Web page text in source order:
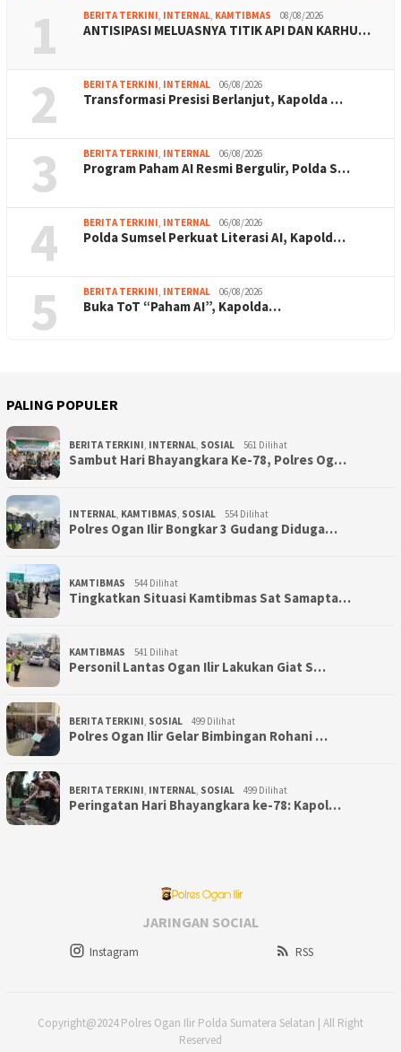
1 BERITA TERKINI, INTERNAL, KAMTIBMAS 08/08/2026
ANTISIPASI MELUASNYA TITIK API DAN KARHU…
2 BERITA TERKINI, INTERNAL 06/08/2026
Transformasi Presisi Berlanjut, Kapolda …
3 BERITA TERKINI, INTERNAL 06/08/2026
Program Paham AI Resmi Bergulir, Polda S…
4 BERITA TERKINI, INTERNAL 06/08/2026
Polda Sumsel Perkuat Literasi AI, Kapold…
5 BERITA TERKINI, INTERNAL 06/08/2026
Buka ToT “Paham AI”, Kapolda…
PALING POPULER
BERITA TERKINI, INTERNAL, SOSIAL 561 Dilihat
Sambut Hari Bhayangkara Ke-78, Polres Og…
INTERNAL, KAMTIBMAS, SOSIAL 554 Dilihat
Polres Ogan Ilir Bongkar 3 Gudang Diduga…
KAMTIBMAS 544 Dilihat
Tingkatkan Situasi Kamtibmas Sat Samapta…
KAMTIBMAS 541 Dilihat
Personil Lantas Ogan Ilir Lakukan Giat S…
BERITA TERKINI, SOSIAL 499 Dilihat
Polres Ogan Ilir Gelar Bimbingan Rohani …
BERITA TERKINI, INTERNAL, SOSIAL 499 Dilihat
Peringatan Hari Bhayangkara ke-78: Kapol…
JARINGAN SOCIAL
Instagram RSS
Copyright@2024 Polres Ogan Ilir Polda Sumatera Selatan | All Right
Reserved